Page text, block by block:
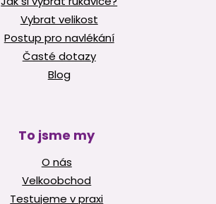
Vybrat velikost
Postup pro navlékání
Časté dotazy
Blog
To jsme my
O nás
Velkoobchod
Testujeme v praxi